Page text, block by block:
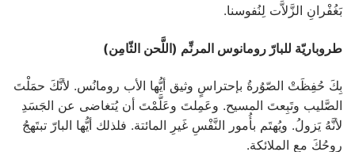
بَغُفْرانِ الزَّلاَّت لِنُفوسنا.
طروباريّة للبارّ رومانوس المرنِّم (اللَّحن الثّامِن)
بِكَ حُفِظَتْ الصّوُرةُ بإحتراسٍ وثيق أيُّها الأب رومانُس. لأنَّكَ حمَلْتَ
الصَّليب وتَبِعتَ المسيح. وعَمِلتَ وعَلَّمْتَ أن يُتغاضى عن الجَسَدِ
لأنَّهُ يَزولُ. ويُهتَم بأُمور النَّفْسِ غَيرِ المائتة. فلذلك أيُّها البارّ تبتَهجُ
روحُكَ مع الملائكة.